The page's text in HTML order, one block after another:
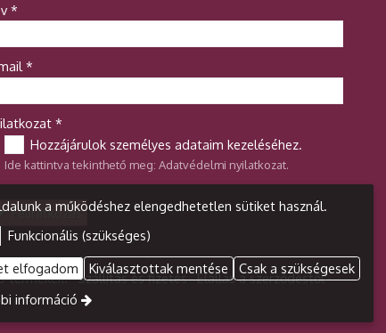
*
*
*
Hozzájárulok személyes adataim kezeléséhez.
Ide kattintva tekinthető meg: Adatvédelmi nyilatkozat.
Feliratkozás
termékek. Szállítás és fizetés
Elállás a szerződéstől
a működéshez elengedhetetlen sütiket használ.
Funkcionális (szükséges)
elfogadom Kiválasztottak mentése
Csak a szükségesek
információ